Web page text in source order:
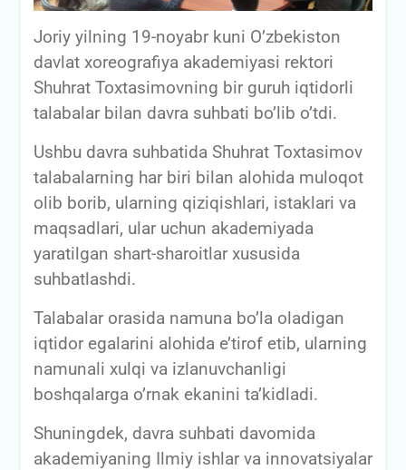
Joriy yilning 19-noyabr kuni O’zbekiston
davlat xoreografiya akademiyasi rektori
Shuhrat Toxtasimovning bir guruh iqtidorli
talabalar bilan davra suhbati bo’lib o’tdi.
Ushbu davra suhbatida Shuhrat Toxtasimov
talabalarning har biri bilan alohida muloqot
olib borib, ularning qiziqishlari, istaklari va
maqsadlari, ular uchun akademiyada
yaratilgan shart-sharoitlar xususida
suhbatlashdi.
Talabalar orasida namuna bo’la oladigan
iqtidor egalarini alohida e’tirof etib, ularning
namunali xulqi va izlanuvchanligi
boshqalarga o’rnak ekanini ta’kidladi.
Shuningdek, davra suhbati davomida
akademiyaning Ilmiy ishlar va innovatsiyalar